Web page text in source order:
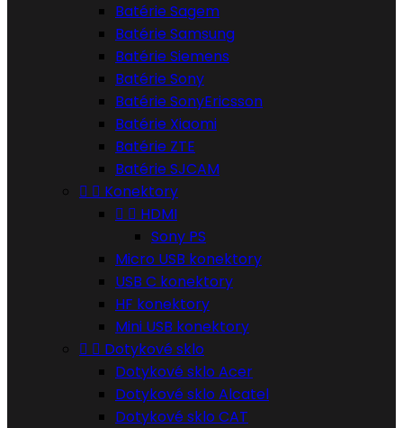
Batérie Sagem
Batérie Samsung
Batérie Siemens
Batérie Sony
Batérie SonyEricsson
Batérie Xiaomi
Batérie ZTE
Batérie SJCAM
  Konektory
  HDMI
Sony PS
Micro USB konektory
USB C konektory
HF konektory
Mini USB konektory
  Dotykové sklo
Dotykové sklo Acer
Dotykové sklo Alcatel
Dotykové sklo CAT